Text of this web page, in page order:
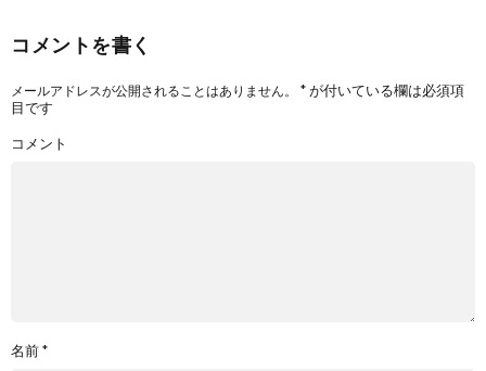
コメントを書く
メールアドレスが公開されることはありません。 *が付いている欄は必須項
目です
コメント
名前*